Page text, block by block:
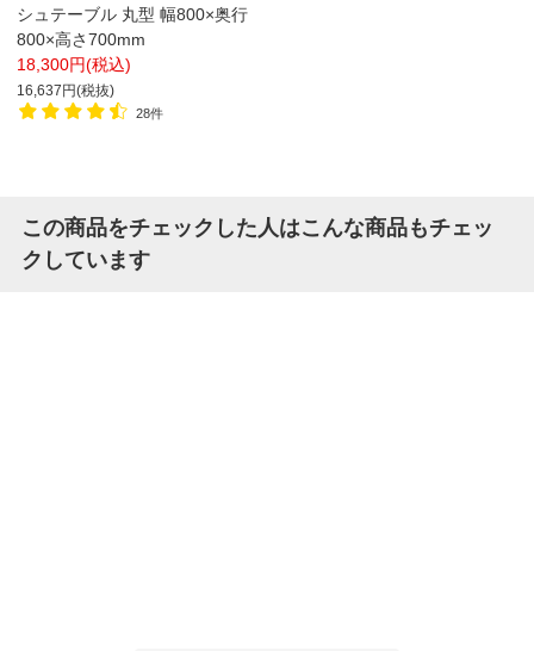
シュテーブル 丸型 幅800×奥行
800×高さ700mm
18,300円(税込)
16,637円(税抜)
28件
この商品をチェックした人はこんな商品もチェッ
クしています